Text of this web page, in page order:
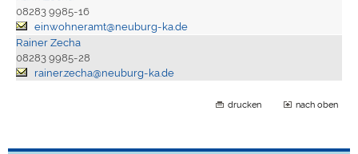
08283 9985-16
einwohneramt@neuburg-ka.de
Rainer Zecha
08283 9985-28
rainer.zecha@neuburg-ka.de
drucken nach oben